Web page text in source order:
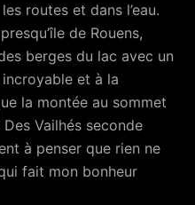
routes et dans l’eau.
de Rouens,
berges du lac avec un
et à la
la montée au sommet
Vailhés seconde
à penser que rien ne
fait mon bonheur